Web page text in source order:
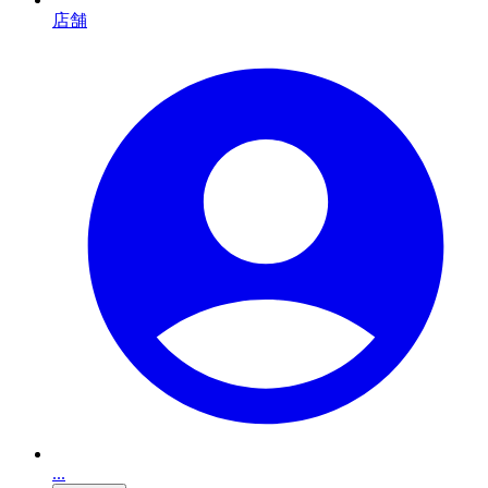
店舗
...